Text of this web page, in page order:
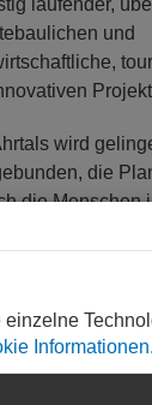
laufender,
und
wird
die
die Menschen
gute
Informationen.